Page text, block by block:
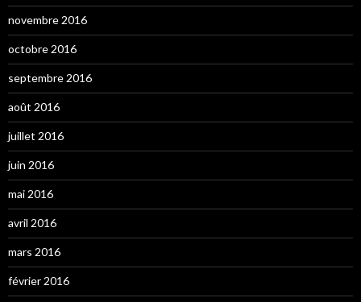
novembre 2016
octobre 2016
septembre 2016
août 2016
juillet 2016
juin 2016
mai 2016
avril 2016
mars 2016
février 2016